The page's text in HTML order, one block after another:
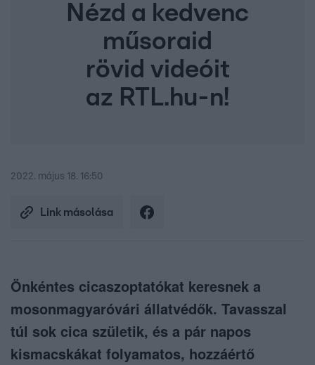
Nézd a kedvenc
műsoraid
rövid videóit
az RTL.hu-n!
2022. május 18. 16:50
Link másolása
Önkéntes cicaszoptatókat keresnek a
mosonmagyaróvári állatvédők. Tavasszal
túl sok cica születik, és a pár napos
kismacskákat folyamatos, hozzáértő